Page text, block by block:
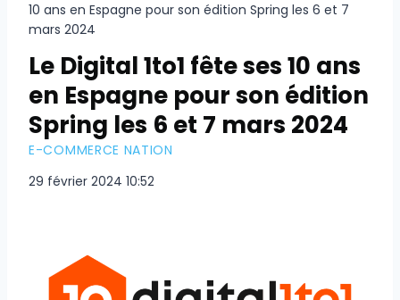
10 ans en Espagne pour son édition Spring les 6 et 7
mars 2024
Le Digital 1to1 fête ses 10 ans
en Espagne pour son édition
Spring les 6 et 7 mars 2024
E-COMMERCE NATION
29 février 2024 10:52